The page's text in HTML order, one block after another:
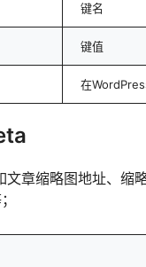
键名
键值
在
文章缩略图地址、